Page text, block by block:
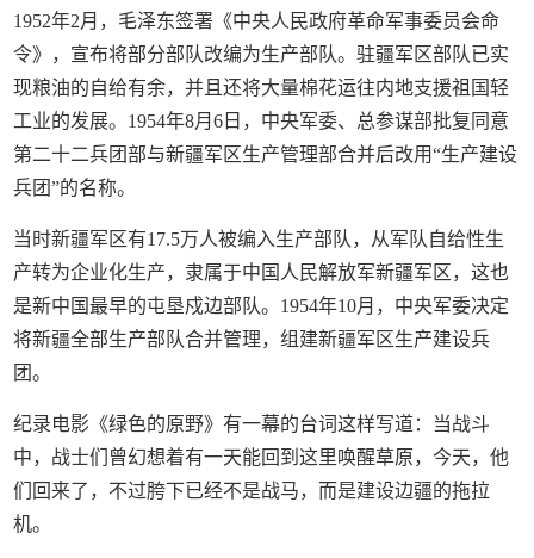
1952年2月，毛泽东签署《中央人民政府革命军事委员会命
令》，宣布将部分部队改编为生产部队。驻疆军区部队已实
现粮油的自给有余，并且还将大量棉花运往内地支援祖国轻
工业的发展。1954年8月6日，中央军委、总参谋部批复同意
第二十二兵团部与新疆军区生产管理部合并后改用“生产建设
兵团”的名称。
当时新疆军区有17.5万人被编入生产部队，从军队自给性生
产转为企业化生产，隶属于中国人民解放军新疆军区，这也
是新中国最早的屯垦戍边部队。1954年10月，中央军委决定
将新疆全部生产部队合并管理，组建新疆军区生产建设兵
团。
纪录电影《绿色的原野》有一幕的台词这样写道：当战斗
中，战士们曾幻想着有一天能回到这里唤醒草原，今天，他
们回来了，不过胯下已经不是战马，而是建设边疆的拖拉
机。